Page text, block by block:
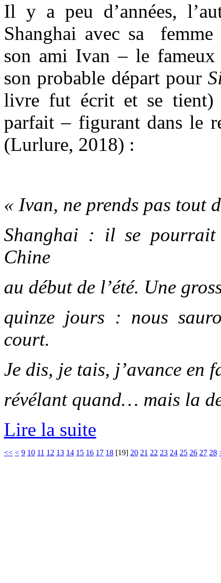
Il y a peu d’années,
Shanghai avec sa femme
son ami Ivan – le fameux
son probable départ pour
livre fut écrit et se tient)
parfait – figurant dans le
(Lurlure, 2018) :
« Ivan, ne prends pas tout
Shanghai : il se
Chine
au début de l’été. Une
quinze jours : nous
court.
Je dis, je tais, j’avance en
révélant quand… mais la
Lire la suite
<< < 9 10 11 12 13 14 15 16 17 18 [19] 20 21 22 23 24 25 26 27 28